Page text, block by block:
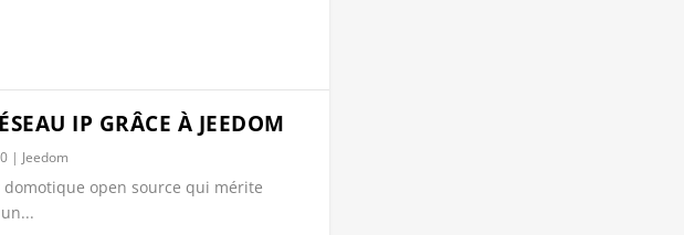
IP GRÂCE À JEEDOM
| Jeedom
open source qui mérite